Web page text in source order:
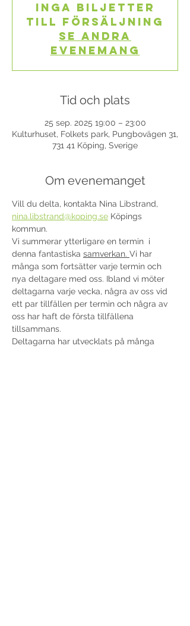
Inga biljetter
till försäljning
Se andra
evenemang
Tid och plats
25 sep. 2025 19:00 – 23:00
Kulturhuset, Folkets park, Pungbovägen 31,
731 41 Köping, Sverige
Om evenemanget
Vill du delta, kontakta Nina Libstrand,
nina.libstrand@koping.se Köpings
kommun.
Vi summerar ytterligare en termin  i
denna fantastiska samverkan. Vi har
många som fortsätter varje termin och
nya deltagare med oss. Ibland vi möter
deltagarna varje vecka, några av oss vid
ett par tillfällen per termin och några av
oss har haft de första tillfällena
tillsammans.
Deltagarna har utvecklats på många